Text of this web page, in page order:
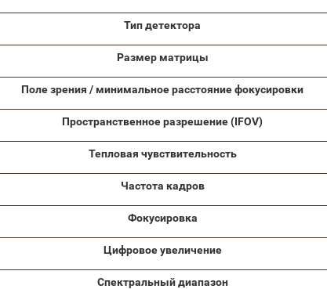
Тип детектора
Размер матрицы
Поле зрения / минимальное расстояние фокусировки
Пространственное разрешение(IFOV)
Тепловая чувствительность
Частота кадров
Фокусировка
Цифровое увеличение
Спектральный диапазон